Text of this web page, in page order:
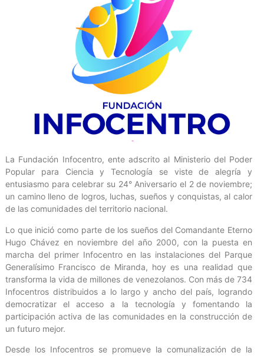
La Fundación Infocentro, ente adscrito al Ministerio del Poder
Popular para Ciencia y Tecnología se viste de alegría y
entusiasmo para celebrar su 24° Aniversario el 2 de noviembre;
un camino lleno de logros, luchas, sueños y conquistas, al calor
de las comunidades del territorio nacional.
Lo que inició como parte de los sueños del Comandante Eterno
Hugo Chávez en noviembre del año 2000, con la puesta en
marcha del primer Infocentro en las instalaciones del Parque
Generalísimo Francisco de Miranda, hoy es una realidad que
transforma la vida de millones de venezolanos. Con más de 734
Infocentros distribuidos a lo largo y ancho del país, logrando
democratizar el acceso a la tecnología y fomentando la
participación activa de las comunidades en la construcción de
un futuro mejor.
Desde los Infocentros se promueve la comunalización de la